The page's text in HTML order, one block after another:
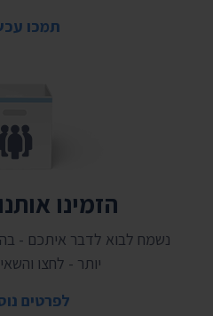
תמכו
הזמינו
נשמח לבוא לדבר איתכם -
יותר - לחצו
לפרטים